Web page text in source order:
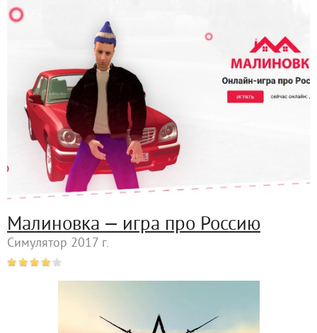
Малиновка — игра про Россию
Симулятор 2017 г.